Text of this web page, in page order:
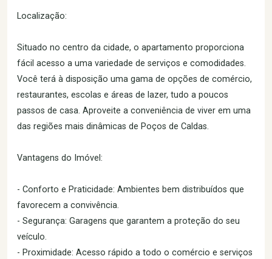
Localização:
Situado no centro da cidade, o apartamento proporciona
fácil acesso a uma variedade de serviços e comodidades.
Você terá à disposição uma gama de opções de comércio,
restaurantes, escolas e áreas de lazer, tudo a poucos
passos de casa. Aproveite a conveniência de viver em uma
das regiões mais dinâmicas de Poços de Caldas.
Vantagens do Imóvel:
- Conforto e Praticidade: Ambientes bem distribuídos que
favorecem a convivência.
- Segurança: Garagens que garantem a proteção do seu
veículo.
- Proximidade: Acesso rápido a todo o comércio e serviços